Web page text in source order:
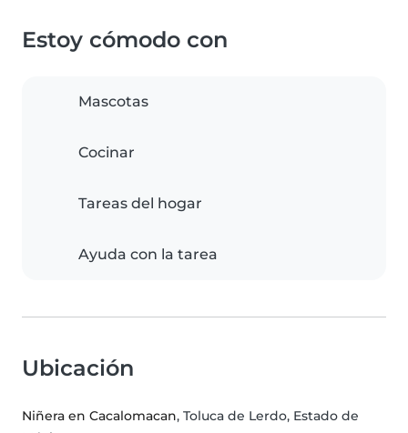
Estoy cómodo con
Mascotas
Cocinar
Tareas del hogar
Ayuda con la tarea
Ubicación
Niñera en Cacalomacan, Toluca de Lerdo, Estado de